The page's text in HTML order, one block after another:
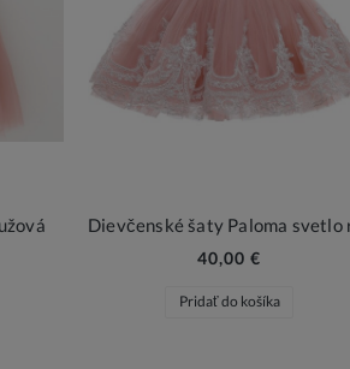
40,00 €
Pridať do košíka